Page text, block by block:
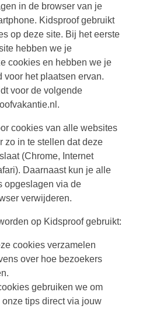
in de browser van je
Kidsproof gebruikt
op deze site. Bij het eerste
hebben we je
cookies en hebben we je
voor het plaatsen ervan.
voor de volgende
cookies van alle websites
zo in te stellen dat deze
(Chrome, Internet
Daarnaast kun je alle
opgeslagen via de
verwijderen.
op Kidsproof gebruikt:
cookies verzamelen
over hoe bezoekers
gebruiken we om
tips direct via jouw